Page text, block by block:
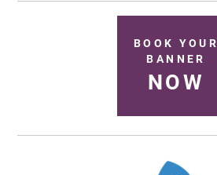
BOOK YOUR
BANNER
NOW